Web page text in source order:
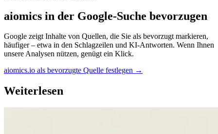
aiomics in der Google-Suche bevorzugen
Google zeigt Inhalte von Quellen, die Sie als bevorzugt markieren,
häufiger – etwa in den Schlagzeilen und KI-Antworten. Wenn Ihnen
unsere Analysen nützen, genügt ein Klick.
aiomics.io als bevorzugte Quelle festlegen →
Weiterlesen